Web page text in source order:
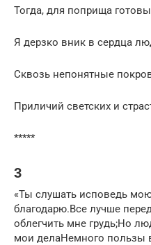
Тогда, для поприща
Я дерзко вник в сердца
Сквозь непонятные
Приличий светских и
*****
3
«Ты слушать исповедь
благодарю.Все лучше
облегчить мне грудь;Но
мои делаНемного пользы